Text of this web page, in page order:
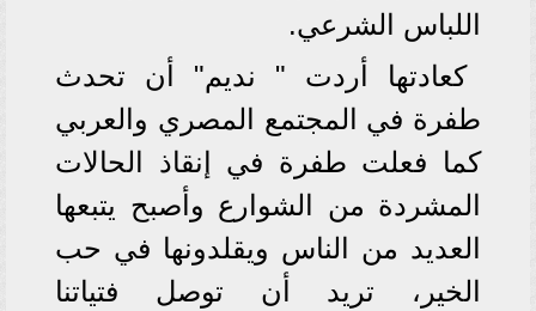
اللباس الشرعي.
كعادتها أردت " نديم" أن تحدث
طفرة في المجتمع المصري والعربي
كما فعلت طفرة في إنقاذ الحالات
المشردة من الشوارع وأصبح يتبعها
العديد من الناس ويقلدونها في حب
الخير، تريد أن توصل فتياتنا